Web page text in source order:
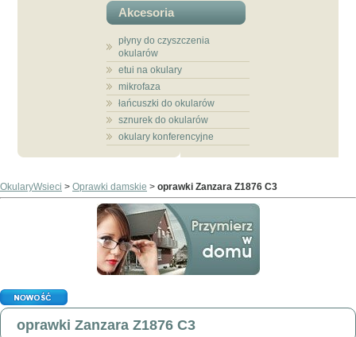
Akcesoria
płyny do czyszczenia
okularów
etui na okulary
mikrofaza
łańcuszki do okularów
sznurek do okularów
okulary konferencyjne
OkularyWsieci > Oprawki damskie > oprawki Zanzara Z1876 C3
oprawki Zanzara Z1876 C3